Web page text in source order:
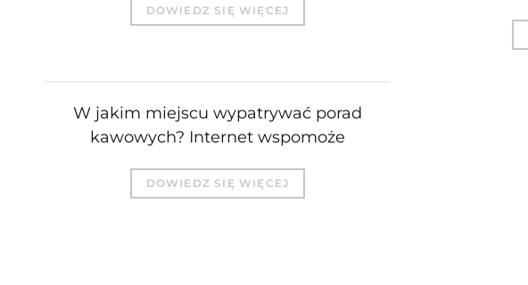
DOWIEDZ SIĘ WIĘCEJ
W jakim miejscu wypatrywać porad
kawowych? Internet wspomoże
DOWIEDZ SIĘ WIĘCEJ